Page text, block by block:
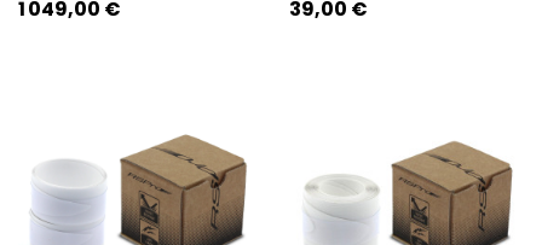
Prix
1 049,00 € Prix
39,00 €